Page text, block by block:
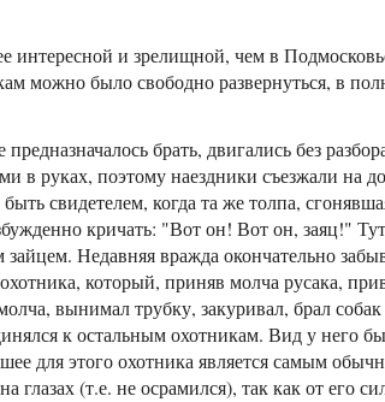
интересной и зрелищной, чем в
можно было свободно развернуться, в
брать, двигались без
в руках, поэтому наездники съезжали на
свидетелем, когда та же толпа,
кричать: "Вот он! Вот он, заяц!"
Недавняя вражда окончательно
который, приняв молча русака,
вынимал трубку, закуривал, брал
к остальным охотникам. Вид у него
для этого охотника является самым
глазах (т.е. не осрамился), так как от его